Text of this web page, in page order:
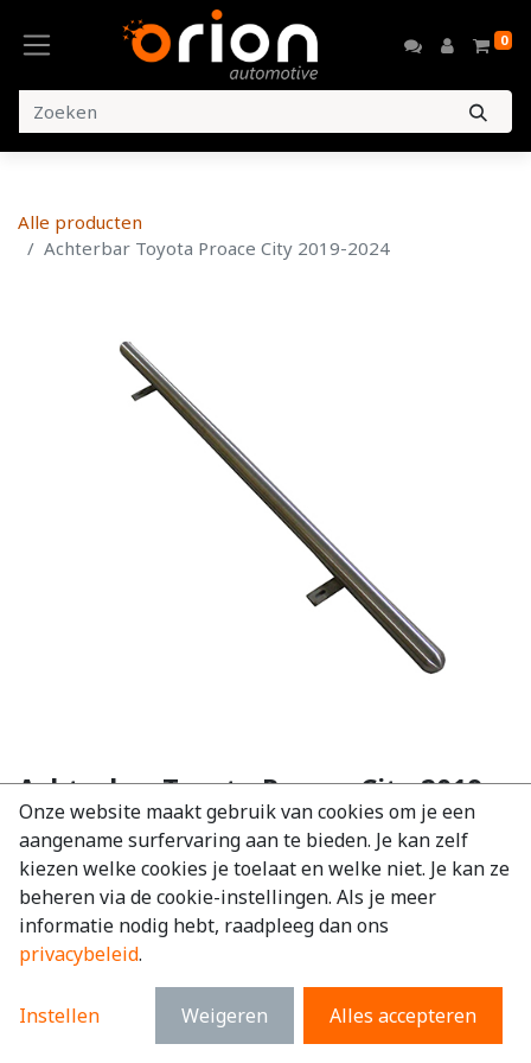
0
Alle producten
Achterbar Toyota Proace City 2019-2024
Achterbar Toyota Proace City 2019-
2024
EAN: 7434946731798
€230,87excl. BTW
€279,35 incl. BTW
Onze website maakt gebruik van cookies om je een
aangename surfervaring aan te bieden. Je kan zelf
kiezen welke cookies je toelaat en welke niet. Je kan ze
beheren via de cookie-instellingen. Als je meer
informatie nodig hebt, raadpleeg dan ons
privacybeleid.
Instellen Weigeren Alles accepteren